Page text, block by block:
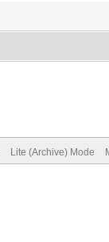
Lite (Archive) Mode